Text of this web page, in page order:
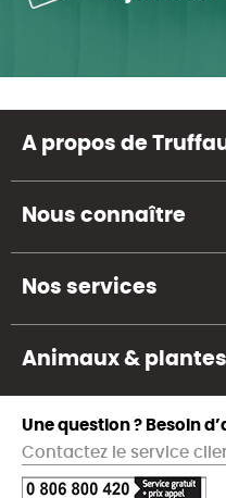
A propos de
Nous connaître
Nos services
Animaux & plantes
Une question ? Besoin
Contactez le service